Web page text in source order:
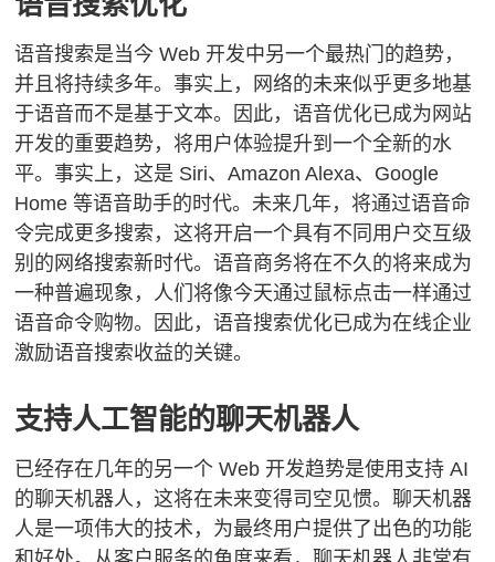
语音搜索是当今 Web 开发中另一个最热门的趋势，
并且将持续多年。事实上，网络的未来似乎更多地基
于语音而不是基于文本。
因此，语音优化已成为网站
开发的重要趋势，将用户体验提升到一个全新的水
平。事实上，这是 Siri、Amazon Alexa、Google
Home 等语音助手的时代。未来几年，将通过语音命
令完成更多搜索，这将开启一个具有不同用户交互级
别的网络搜索新时代。语音商务将在不久的将来成为
一种普遍现象，人们将像今天通过鼠标点击一样通过
语音命令购物。
因此，语音搜索优化已成为在线企业
激励语音搜索收益的关键。
支持人工智能的聊天机器人
已经存在几年的另一个 Web 开发趋势是使用支持 AI
的聊天机器人，这将在未来变得司空见惯。聊天机器
人是一项伟大的技术，为最终用户提供了出色的功能